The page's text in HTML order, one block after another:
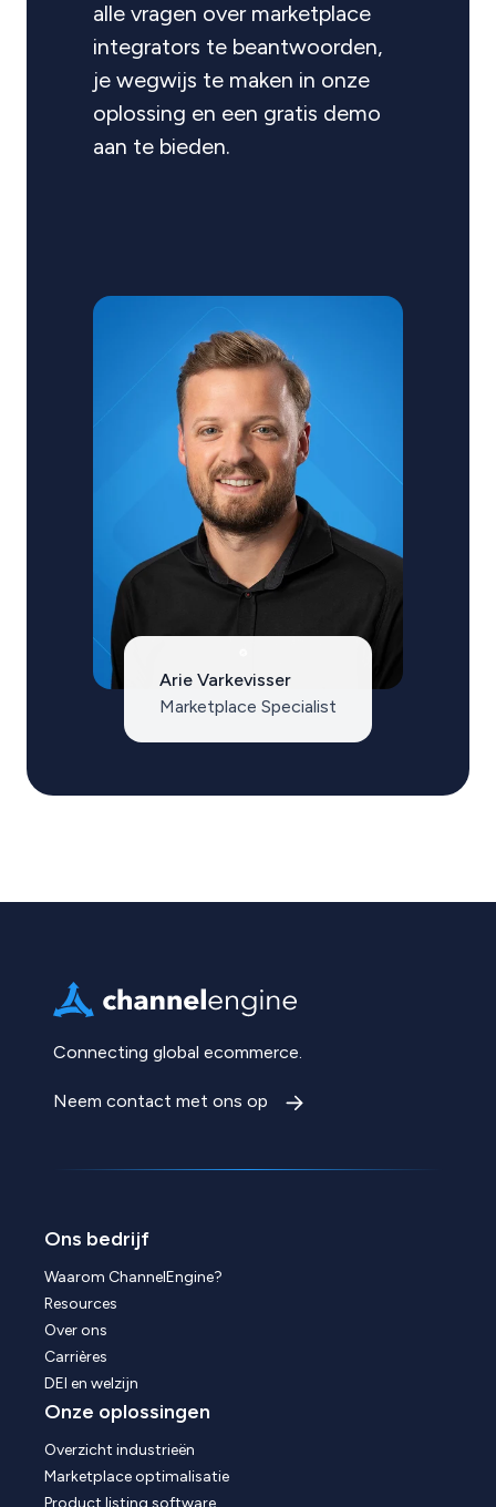
alle vragen over marketplace
integrators te beantwoorden,
je wegwijs te maken in onze
oplossing en een gratis demo
aan te bieden.
Arie Varkevisser
Marketplace Specialist
Connecting global ecommerce.
Neem contact met ons op
Ons bedrijf
Waarom ChannelEngine?
Resources
Over ons
Carrières
DEI en welzijn
Onze oplossingen
Overzicht industrieën
Marketplace optimalisatie